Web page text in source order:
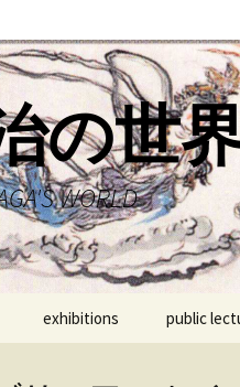
の世
WORLD
exhibitions public